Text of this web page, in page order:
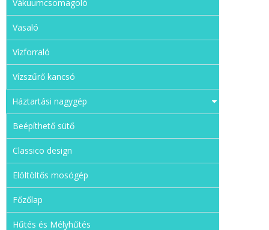
Vákuumcsomagoló
Vasaló
Vízforraló
Vízszűrő kancsó
Háztartási nagygép
Beépíthető sütő
Classico design
Elöltöltős mosógép
Főzőlap
Hűtés és Mélyhűtés